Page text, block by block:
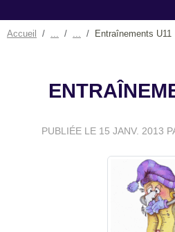
Accueil Entraînements U11
PUBLIÉE LE 15 JANV. 2013